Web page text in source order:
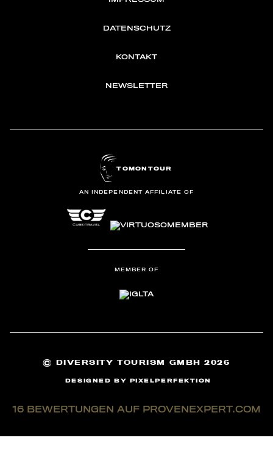
DATENSCHUTZ
KONTAKT
NEWSLETTER
TOMONTOUR
AN INDEPENDENT AFFILIATE OF
MEMBER OF
© DIVERSITY TOURISM GMBH 2026
DESIGNED BY PIXELPERFEKTION
TOMONTOUR
16 BEWERTUNGEN AUF PROVENEXPERT.COM